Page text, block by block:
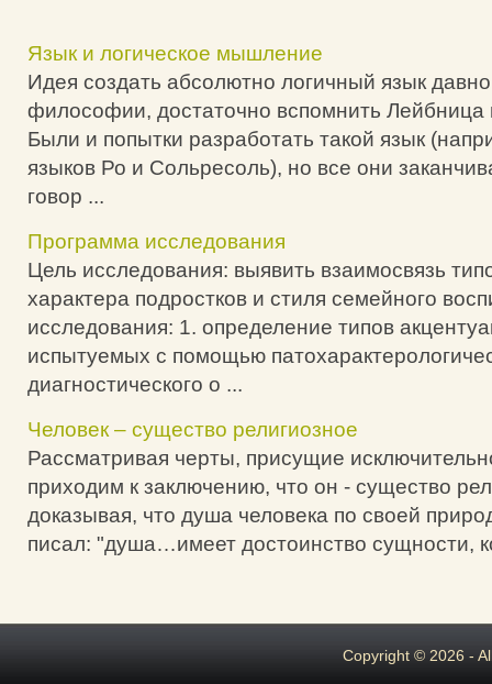
Язык и логическое мышление
Идея создать абсолютно логичный язык
философии, достаточно вспомнить Лейбница
Были и попытки разработать такой язык
языков Ро и Сольресоль), но все они
говор ...
Программа исследования
Цель исследования: выявить взаимосвязь
характера подростков и стиля семейного
исследования: 1. определение типов
испытуемых с помощью
диагностического о ...
Человек – существо религиозное
Рассматривая черты, присущие
приходим к заключению, что он - существо
доказывая, что душа человека по своей
писал: "душа…имеет достоинство сущности,
Copyright © 2026 -